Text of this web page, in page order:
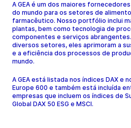
A GEA é um dos maiores
do mundo para os setores de
farmacêutico. Nosso portfólio inclui
plantas, bem como tecnologia de
componentes e serviços
diversos setores, eles aprimoram a
e a eficiência dos processos de
mundo.
A GEA está listada nos índices DAX e
Europe 600 e também está incluída
empresas que incluem os índices de
Global DAX 50 ESG e MSCI.